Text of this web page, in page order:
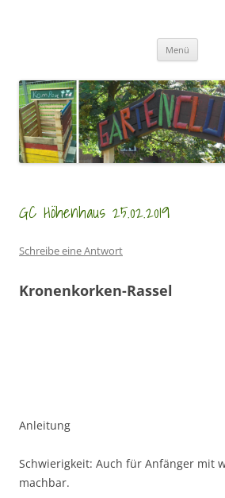
Menü
GC Höhenhaus 25.02.2019
Schreibe eine Antwort
Kronenkorken-Rassel
Anleitung
Schwierigkeit: Auch für Anfänger mit
machbar.